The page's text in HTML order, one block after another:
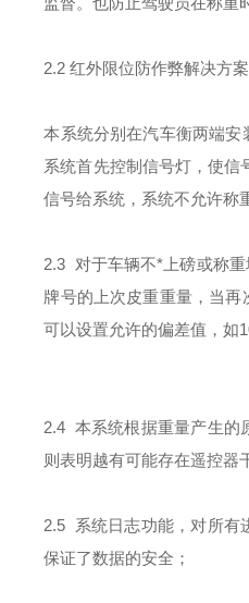
2.2 红外限位防作弊解决方案
本系统分别在汽车衡两端安
系统首先控制信号灯，使信
信号给系统，系统不允许称
2.3 对于车辆不*上磅或称
牌号的上次皮重重量，当
可以设置允许的偏差值，如
2.4 本系统根据重量产生的
则表明越有可能存在遥控器
2.5 系统日志功能，对所有
保证了数据的安全；